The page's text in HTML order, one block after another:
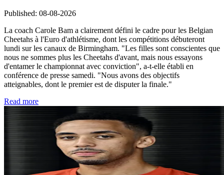
Published: 08-08-2026
La coach Carole Bam a clairement défini le cadre pour les Belgian
Cheetahs à l'Euro d'athlétisme, dont les compétitions débuteront
lundi sur les canaux de Birmingham. "Les filles sont conscientes que
nous ne sommes plus les Cheetahs d'avant, mais nous essayons
d'entamer le championnat avec conviction", a-t-elle établi en
conférence de presse samedi. "Nous avons des objectifs
atteignables, dont le premier est de disputer la finale."
Read more